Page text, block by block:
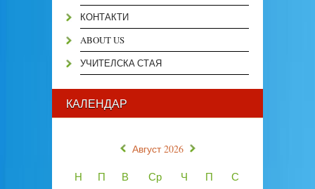
КОНТАКТИ
ABOUT US
УЧИТЕЛСКА СТАЯ
КАЛЕНДАР
« Август 2026 »
Н П В Ср Ч П С